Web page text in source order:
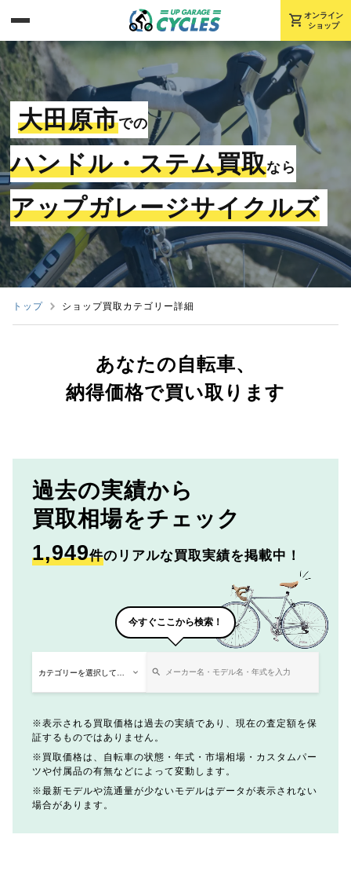
shopping_cart オンライン
ショップ
大田原市での
ハンドル・ステム買取なら
アップガレージサイクルズ
トップ ショップ買取カテゴリー詳細
あなたの自転車、
納得価格で買い取ります
過去の実績から
買取相場をチェック
1,949件のリアルな買取実績を掲載中！
今すぐここから検索！
表示される買取価格は過去の実績であり、現在の査定額を保
証するものではありません。
買取価格は、自転車の状態・年式・市場相場・カスタムパー
ツや付属品の有無などによって変動します。
最新モデルや流通量が少ないモデルはデータが表示されない
場合があります。